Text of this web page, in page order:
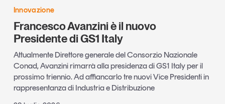
Innovazione
Francesco Avanzini è il nuovo
Presidente di GS1 Italy
Attualmente Direttore generale del Consorzio Nazionale
Conad, Avanzini rimarrà alla presidenza di GS1 Italy per il
prossimo triennio. Ad affiancarlo tre nuovi Vice Presidenti in
rappresentanza di Industria e Distribuzione